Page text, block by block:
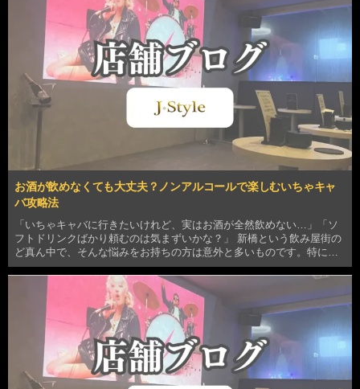
お酒が飲めなくても大丈夫？ノンアルコールで楽しむいちゃキャ
バ攻略法
「いちゃキャバに行きたいけれど、実はお酒が全然飲めない…」「ソ
フトドリンクばかり頼むのは気まずいかな？」 新橋という飲み屋街の
ど真ん中で、そんな悩みをお持ちの方は意外と多いものです。特に
「新橋 いちゃキャバ」というキーワードで検索してこの記事に辿り着
いたあなたは、きっと「リーズナブルに、かつ濃密に楽…